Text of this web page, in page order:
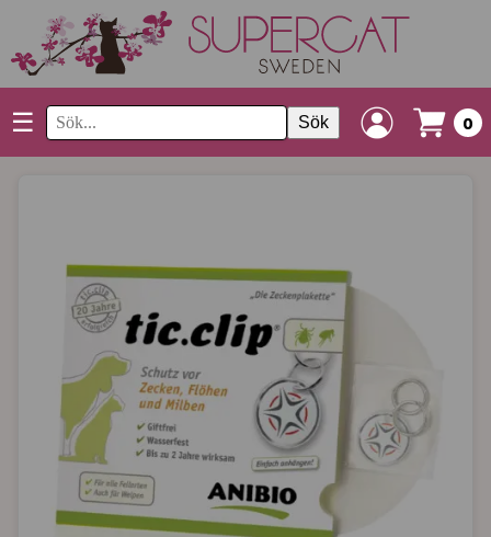
☰ Sök 0